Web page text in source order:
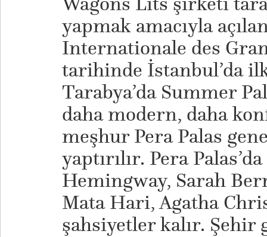
yapmak amacıyla
Internationale des
tarihinde İstanbul’da
Tarabya’da Summer
daha modern, daha
meşhur Pera Palas
yaptırılır. Pera
Hemingway, Sarah
Mata Hari, Agatha
şahsiyetler kalır. Şehir